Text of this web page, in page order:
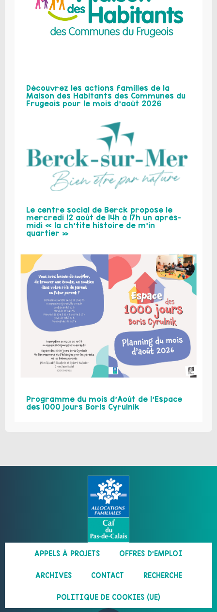
Découvrez les actions familles de la
Maison des Habitants des Communes du
Frugeois pour le mois d’août 2026
Le centre social de Berck propose le
mercredi 12 août de 14h à 17h un après-
midi « la ch’tite histoire de m’in
quartier »
Programme du mois d’Août de l’Espace
des 1000 jours Boris Cyrulnik
APPELS À PROJETS OFFRES D’EMPLOI
ARCHIVES CONTACT RECHERCHE
POLITIQUE DE COOKIES (UE)